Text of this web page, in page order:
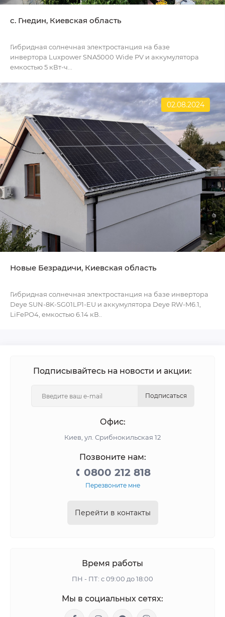
с. Гнедин, Киевская область
Гибридная солнечная электростанция на базе
инвертора Luxpower SNA5000 Wide PV и аккумулятора
емкостью 5 кВт-ч...
02.08.2024
Новые Безрадичи, Киевская область
Гибридная солнечная электростанция на базе инвертора
Deye SUN-8K-SG01LP1-EU и аккумулятора Deye RW-M6.1,
LiFePO4, емкостью 6.14 кВ..
Подписывайтесь на новости и акции:
Подписаться
Офис:
Киев, ул. Срибнокильская 12
Позвоните нам:
0800 212 818
Перезвоните мне
Перейти в контакты
Время работы
ПН - ПТ: с 09:00 до 18:00
Мы в социальных сетях: